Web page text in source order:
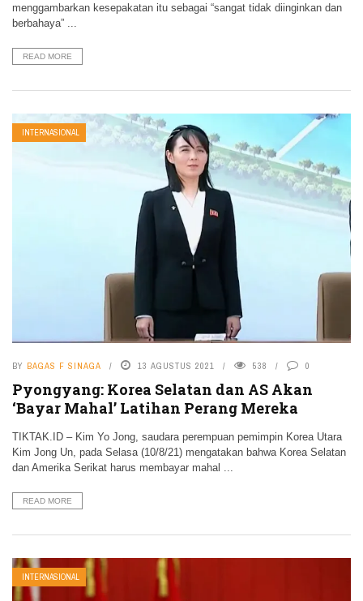
menggambarkan kesepakatan itu sebagai “sangat tidak diinginkan dan
berbahaya” ...
READ MORE
INTERNASIONAL
BY BAGAS F SINAGA 13 AGUSTUS 2021 538 0
Pyongyang: Korea Selatan dan AS Akan
‘Bayar Mahal’ Latihan Perang Mereka
TIKTAK.ID – Kim Yo Jong, saudara perempuan pemimpin Korea Utara
Kim Jong Un, pada Selasa (10/8/21) mengatakan bahwa Korea Selatan
dan Amerika Serikat harus membayar mahal ...
READ MORE
INTERNASIONAL